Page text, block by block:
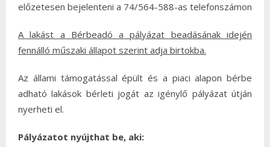
előzetesen bejelenteni a 74/564-588-as telefonszámon
A lakást a Bérbeadó a pályázat beadásának idején
fennálló műszaki állapot szerint adja birtokba.
Az állami támogatással épült és a piaci alapon bérbe
adható lakások bérleti jogát az igénylő pályázat útján
nyerheti el.
Pályázatot nyújthat be, aki: